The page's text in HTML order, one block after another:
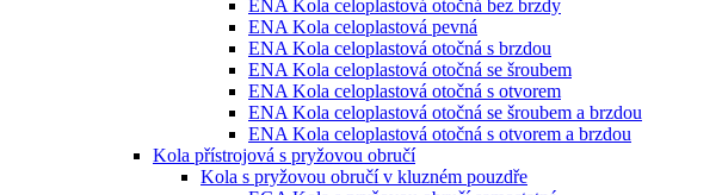
ENA Kola celoplastová otočná bez brzdy
ENA Kola celoplastová pevná
ENA Kola celoplastová otočná s brzdou
ENA Kola celoplastová otočná se šroubem
ENA Kola celoplastová otočná s otvorem
ENA Kola celoplastová otočná se šroubem a brzdou
ENA Kola celoplastová otočná s otvorem a brzdou
Kola přístrojová s pryžovou obručí
Kola s pryžovou obručí v kluzném pouzdře